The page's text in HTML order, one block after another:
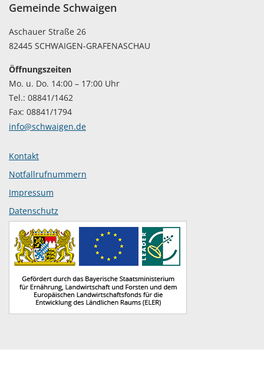
Gemeinde Schwaigen
Aschauer Straße 26
82445 SCHWAIGEN-GRAFENASCHAU
Öffnungszeiten
Mo. u. Do. 14:00 – 17:00 Uhr
Tel.: 08841/1462
Fax: 08841/1794
info@schwaigen.de
Kontakt
Notfallrufnummern
Impressum
Datenschutz